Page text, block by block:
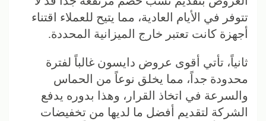
تتوفر في الأيام العادية، مما يتيح للعملاء اقتناء
أجهزة كانت تعتبر خارج الميزانية المحددة.
ثانياً، تأتي أقوى عروض دايسون غالباً لفترة
محدودة جداً، مما يخلق نوعاً من الحماس
والسرعة في اتخاذ القرار، وهذا بدوره يدفع
الشركة لتقديم أفضل ما لديها من تخفيضات